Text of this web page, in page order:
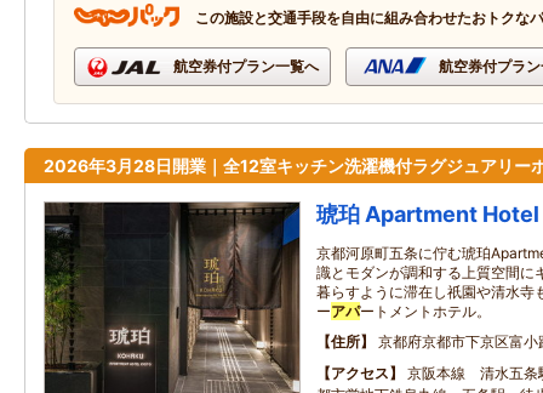
この施設と交通手段を自由に組み合わせたおトクな
航空券付プラン一覧へ 航空券付プラ
2026年3月28日開業｜全12室キッチン洗濯機付ラグジュアリー
琥珀 Apartment
京都河原町五条に佇む琥珀
識とモダンが調和する上質空間に
暮らすように滞在し祇園や清水寺
ーアパートメントホテル。
住所
京都府京都市下京区富
アクセス
京阪本線 清水五